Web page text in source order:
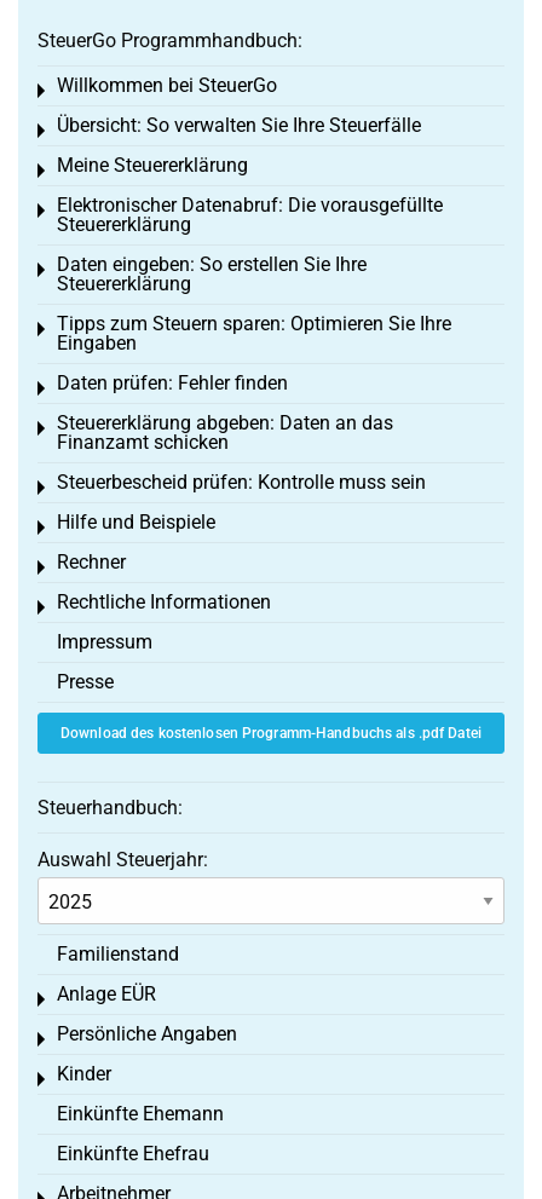
SteuerGo Programmhandbuch:
Willkommen bei SteuerGo
Toggle menu
Übersicht: So verwalten Sie Ihre Steuerfälle
Toggle menu
Meine Steuererklärung
Toggle menu
Elektronischer Datenabruf: Die vorausgefüllte
Steuererklärung
Toggle menu
Daten eingeben: So erstellen Sie Ihre
Steuererklärung
Toggle menu
Tipps zum Steuern sparen: Optimieren Sie Ihre
Eingaben
Toggle menu
Daten prüfen: Fehler finden
Toggle menu
Steuererklärung abgeben: Daten an das
Finanzamt schicken
Toggle menu
Steuerbescheid prüfen: Kontrolle muss sein
Toggle menu
Hilfe und Beispiele
Toggle menu
Rechner
Toggle menu
Rechtliche Informationen
Toggle menu
Impressum
Presse
Download des kostenlosen Programm-Handbuchs als .pdf Datei
Steuerhandbuch:
Auswahl Steuerjahr:
Familienstand
Anlage EÜR
Toggle menu
Persönliche Angaben
Toggle menu
Kinder
Toggle menu
Einkünfte Ehemann
Einkünfte Ehefrau
Arbeitnehmer